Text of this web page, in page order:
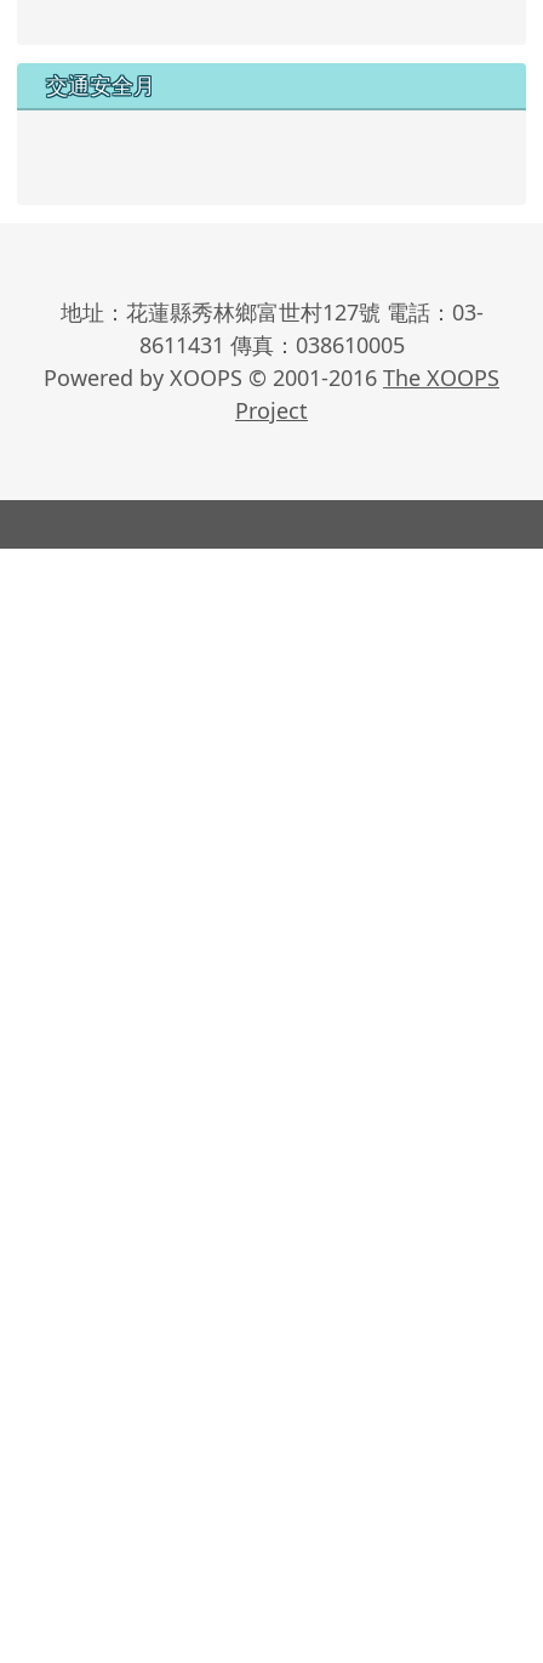
交通安全月
地址：花蓮縣秀林鄉富世村127號 電話：03-
8611431 傳真：038610005
Powered by XOOPS © 2001-2016 The XOOPS
Project